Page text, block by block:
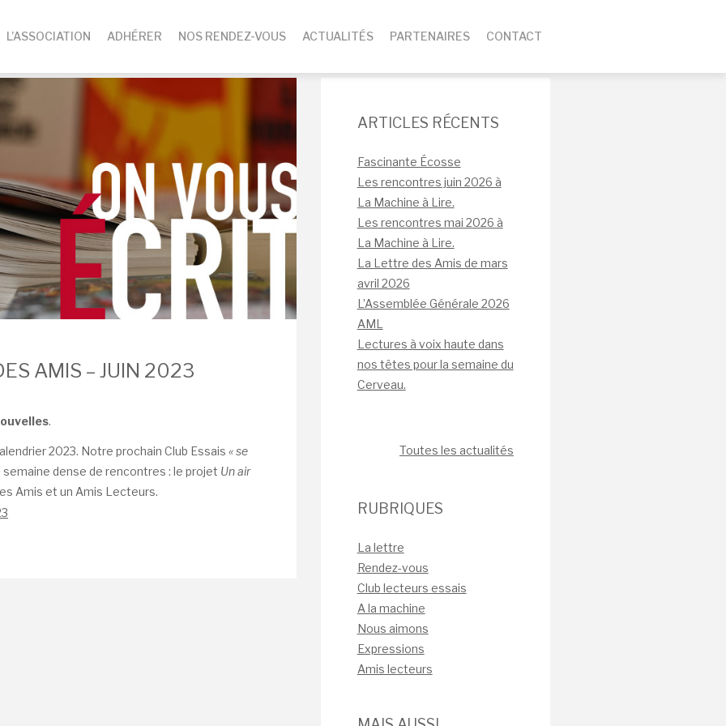
L’ASSOCIATION ADHÉRER NOS RENDEZ-VOUS ACTUALITÉS PARTENAIRES CONTACT
AMIS – JUIN 2023
.
2023. Notre prochain Club Essais « se
semaine dense de rencontres : le projet Un air
Amis et un Amis Lecteurs.
ARTICLES RÉCENTS
Fascinante Écosse
Les rencontres juin 2026 à
La Machine à Lire.
Les rencontres mai 2026 à
La Machine à Lire.
La Lettre des Amis de mars
avril 2026
L’Assemblée Générale 2026
AML
Lectures à voix haute dans
nos têtes pour la semaine du
Cerveau.
Toutes les actualités
RUBRIQUES
La lettre
Rendez-vous
Club lecteurs essais
A la machine
Nous aimons
Expressions
Amis lecteurs